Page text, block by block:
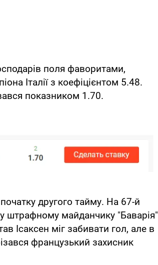
поля фаворитами,
Італії з коефіцієнтом 5.48.
показником 1.70.
другого тайму. На 67-й
штрафному майданчику "Баварія"
Ісаксен міг забивати гол, але в
французький захисник